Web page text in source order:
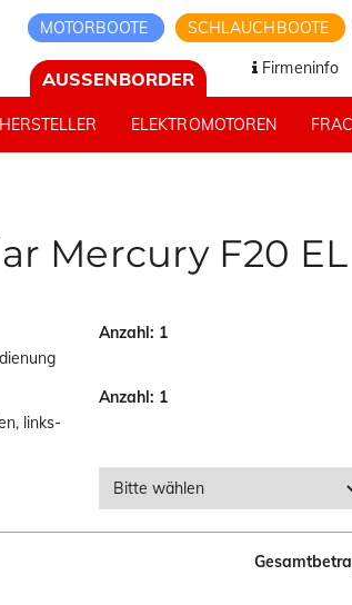
MOTORBOOTE SCHLAUCHBOOTE
AUSSENBORDER Firmeninfo
HERSTELLER ELEKTROMOTOREN
Mercury F20 EL
Anzahl: 1
links-
Anzahl: 1